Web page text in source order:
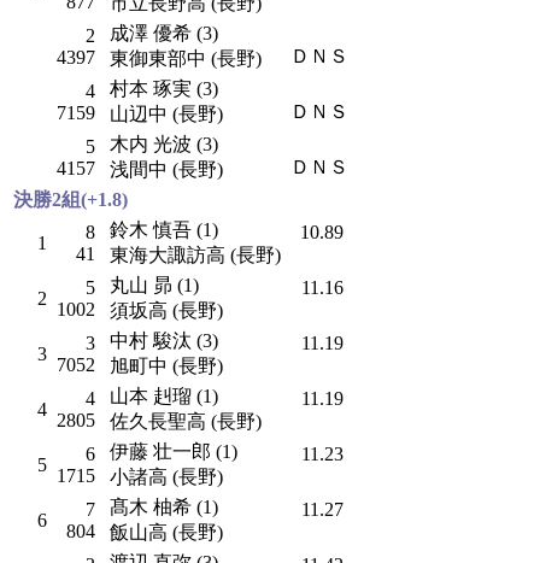
2
4397
成澤 優希 (3)
東御東部中 (長野)
ＤＮＳ
4
7159
村本 琢実 (3)
山辺中 (長野)
ＤＮＳ
5
4157
木内 光波 (3)
浅間中 (長野)
ＤＮＳ
決勝2組(+1.8)
1
8
41
鈴木 慎吾 (1)
東海大諏訪高 (長野)
10.89
2
5
1002
丸山 昴 (1)
須坂高 (長野)
11.16
3
3
7052
中村 駿汰 (3)
旭町中 (長野)
11.19
4
4
2805
山本 赳瑠 (1)
佐久長聖高 (長野)
11.19
5
6
1715
伊藤 壮一郎 (1)
小諸高 (長野)
11.23
6
7
804
髙木 柚希 (1)
飯山高 (長野)
11.27